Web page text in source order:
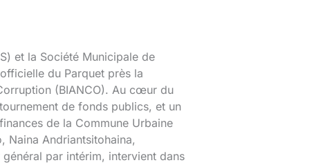
et la Société Municipale de
du Parquet près la
(BIANCO). Au cœur du
de fonds publics, et un
de la Commune Urbaine
Naina Andriantsitohaina,
par intérim, intervient dans